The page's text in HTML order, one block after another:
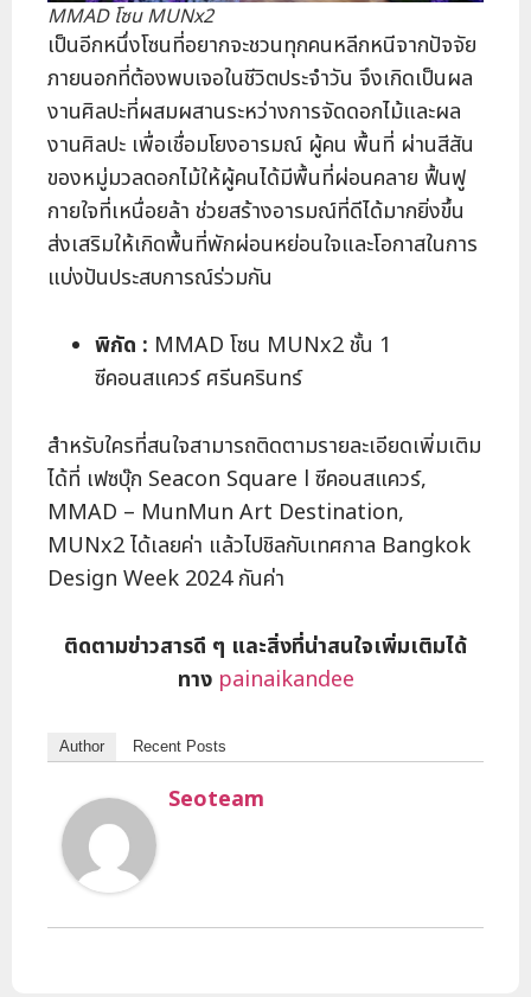
MMAD โซน MUNx2
เป็นอีกหนึ่งโซนที่อยากจะชวนทุกคนหลีกหนีจากปัจจัย
ภายนอกที่ต้องพบเจอในชีวิตประจำวัน จึงเกิดเป็นผล
งานศิลปะที่ผสมผสานระหว่างการจัดดอกไม้และผล
งานศิลปะ เพื่อเชื่อมโยงอารมณ์ ผู้คน พื้นที่ ผ่านสีสัน
ของหมู่มวลดอกไม้ให้ผู้คนได้มีพื้นที่ผ่อนคลาย ฟื้นฟู
กายใจที่เหนื่อยล้า ช่วยสร้างอารมณ์ที่ดีได้มากยิ่งขึ้น
ส่งเสริมให้เกิดพื้นที่พักผ่อนหย่อนใจและโอกาสในการ
แบ่งปันประสบการณ์ร่วมกัน
พิกัด : MMAD โซน MUNx2 ชั้น 1
ซีคอนสแควร์ ศรีนครินทร์
สำหรับใครที่สนใจสามารถติดตามรายละเอียดเพิ่มเติม
ได้ที่ เฟซบุ๊ก Seacon Square l ซีคอนสแควร์,
MMAD – MunMun Art Destination,
MUNx2 ได้เลยค่า แล้วไปชิลกับเทศกาล Bangkok
Design Week 2024 กันค่า
ติดตามข่าวสารดี ๆ และสิ่งที่น่าสนใจเพิ่มเติมได้
ทาง painaikandee
Author Recent Posts
Seoteam